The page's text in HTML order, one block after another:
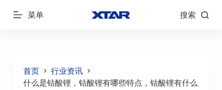
跳
菜单 搜索
首页
行业资讯
什么是钴酸锂，钴酸锂有哪些特点，钴酸锂有什么